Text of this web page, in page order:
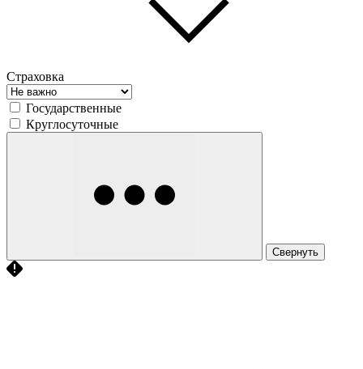
Страховка
Государственные
Круглосуточные
Свернуть